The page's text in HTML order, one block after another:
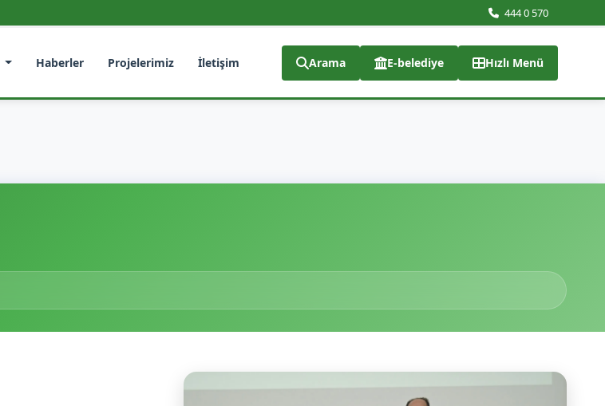
444 0 570
Haberler Projelerimiz İletişim Arama E-belediye Hızlı Menü